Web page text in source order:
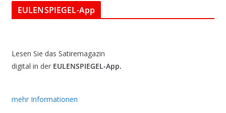
EULENSPIEGEL-App
Lesen Sie das Satiremagazin
digital in der EULENSPIEGEL-App.
mehr Informationen